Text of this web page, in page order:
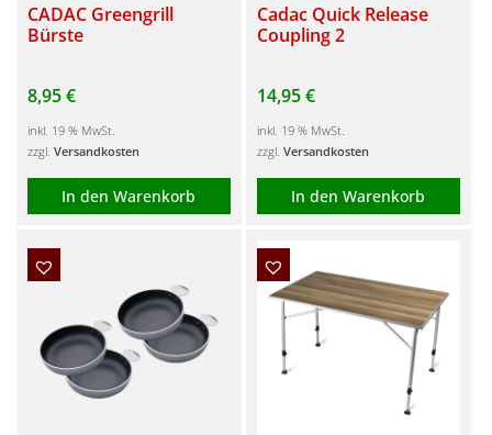
können
auf
Produktseite
gewählt
werden
CADAC Greengrill
Bürste
8,95€
inkl. 19 % MwSt.
zzgl. Versandkosten
In den Warenkorb
Cadac Quick Release
Coupling 2
14,95€
inkl. 19 % MwSt.
zzgl. Versandkosten
In den Warenkorb